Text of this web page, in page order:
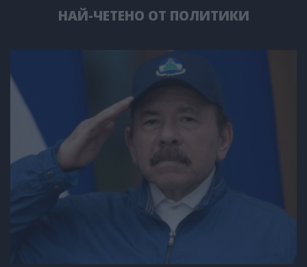
НАЙ-ЧЕТЕНО ОТ ПОЛИТИКИ